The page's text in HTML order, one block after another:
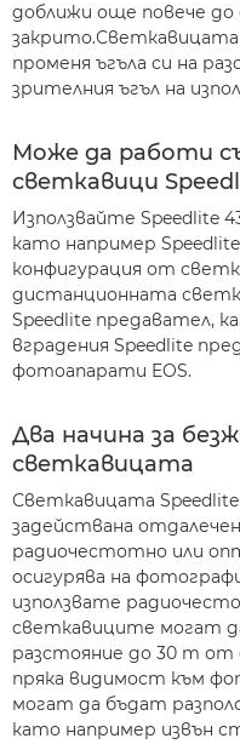
доближи още повече
закрито.Светкавицата
променя ъгъла си на
зрителния ъгъл на
Може да работи
светкавици
Използвайте Speedlite
като например Speedlite
конфигурация от
дистанционната
Speedlite предавател,
вградения Speedlite
фотоапарати EOS.
Два начина за
светкавицата
Светкавицата Speedlite
задействана
радиочестотно или
осигурява на
използвате
светкавиците могат
разстояние до 30 m
пряка видимост към
могат да бъдат
като например извън